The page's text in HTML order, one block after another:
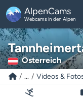
AlpenCams
Webcams in den Alpen
Österreich
... Videos &